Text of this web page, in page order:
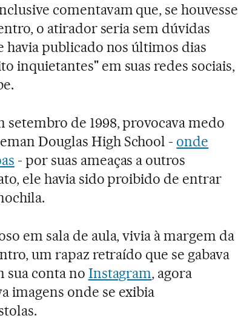
comentavam que, se houvesse
o atirador seria sem dúvidas
havia publicado nos últimos dias
inquietantes" em suas redes sociais,
setembro de 1998, provocava medo
Douglas High School - onde
- por suas ameaças a outros
ele havia sido proibido de entrar
em sala de aula, vivia à margem da
um rapaz retraído que se gabava
sua conta no Instagram, agora
imagens onde se exibia